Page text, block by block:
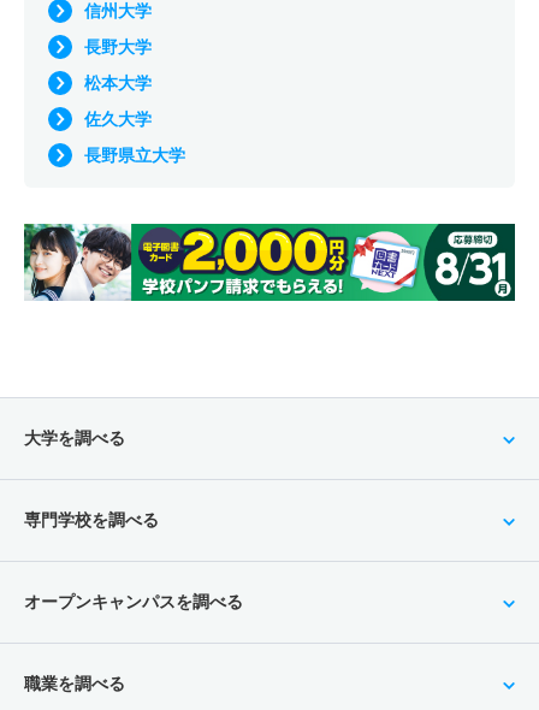
信州大学
長野大学
松本大学
佐久大学
長野県立大学
大学を調べる
専門学校を調べる
オープンキャンパスを調べる
職業を調べる